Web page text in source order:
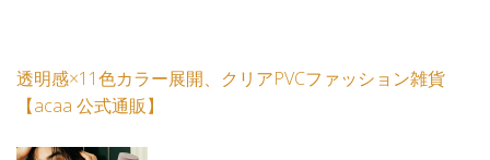
透明感×11色カラー展開、クリアPVCファッション雑貨
【acaa 公式通販】